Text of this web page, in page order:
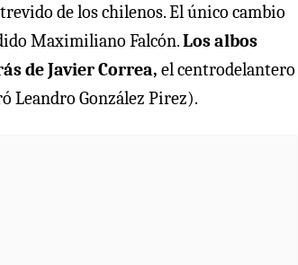
de los chilenos. El único cambio
Maximiliano Falcón.Los albos
de Javier Correa, el centrodelantero
Leandro González Pirez).